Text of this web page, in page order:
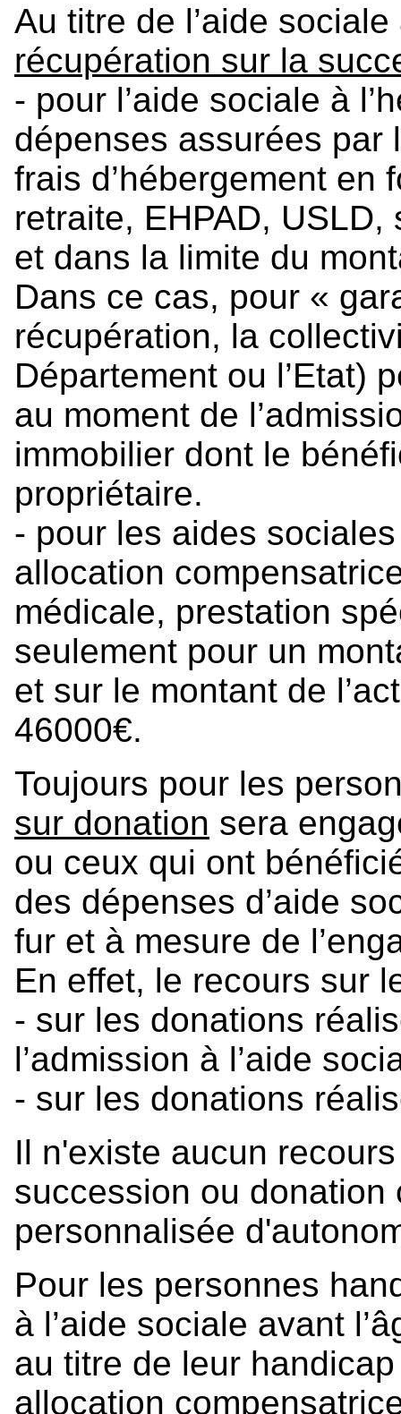
Au titre de l’aide
récupération sur la
- pour l’aide sociale à
dépenses assurées par
frais d’hébergement en
retraite, EHPAD,
et dans la limite du
Dans ce cas, pour «
récupération, la
Département ou l’Etat)
au moment de
immobilier dont le
propriétaire.
- pour les aides
allocation
médicale, prestation
seulement pour un
et sur le montant de
46000€.
Toujours pour les
sur donation sera
ou ceux qui ont
des dépenses d’aide
fur et à mesure de
En effet, le recours sur
- sur les donations
l’admission à l’aide
- sur les donations
Il n'existe aucun
succession ou
personnalisée
Pour les personnes
à l’aide sociale avant
au titre de leur
allocation